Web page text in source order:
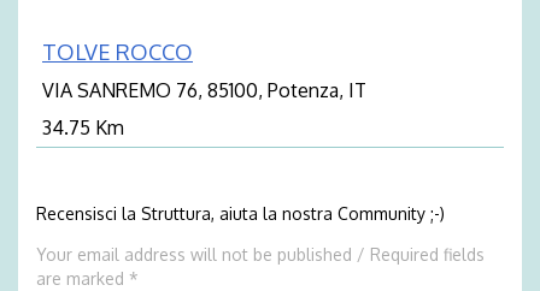
TOLVE ROCCO
VIA SANREMO 76, 85100, Potenza, IT
34.75 Km
Recensisci la Struttura, aiuta la nostra Community ;-)
Your email address will not be published / Required fields
are marked *